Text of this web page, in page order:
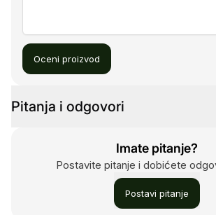
Oceni proizvod
Pitanja i odgovori
Imate pitanje?
Postavite pitanje i dobićete
Postavi pitanje